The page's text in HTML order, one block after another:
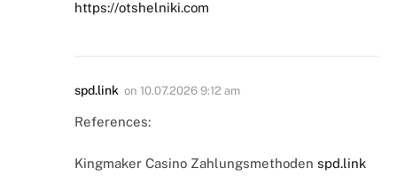
https://otshelniki.com
spd.link on 10.07.2026 9:12 am
References:
Kingmaker Casino Zahlungsmethoden spd.link